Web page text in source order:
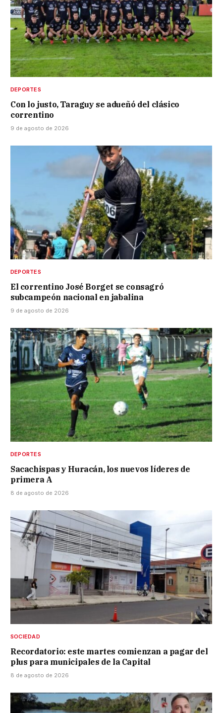
DEPORTES
Con lo justo, Taraguy se adueñó del clásico
correntino
9 de agosto de 2026
DEPORTES
El correntino José Borget se consagró
subcampeón nacional en jabalina
9 de agosto de 2026
DEPORTES
Sacachispas y Huracán, los nuevos líderes de
primera A
8 de agosto de 2026
SOCIEDAD
Recordatorio: este martes comienzan a pagar del
plus para municipales de la Capital
8 de agosto de 2026